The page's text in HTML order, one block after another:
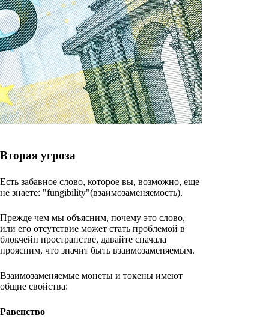
Вторая угроза
Есть забавное слово, которое вы, возможно, еще
не знаете: "fungibility"(взаимозаменяемость).
Прежде чем мы объясним, почему это слово,
или его отсутствие может стать проблемой в
блокчейн пространстве, давайте сначала
проясним, что значит быть взаимозаменяемым.
Взаимозаменяемые монеты и токены имеют
общие свойства:
Равенство